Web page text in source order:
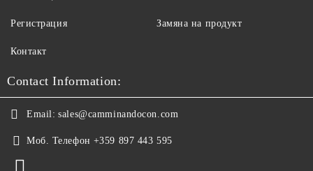
Регистрация
Контакт
Замяна на продукт
Contact Information:
Email: sales@camminandocon.com
Моб. Телефон +359 897 443 595